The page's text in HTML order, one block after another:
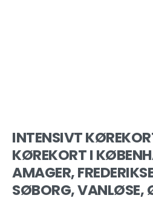
INTENSIVT
KØREKORT I
AMAGER,
SØBORG, VANLØSE,